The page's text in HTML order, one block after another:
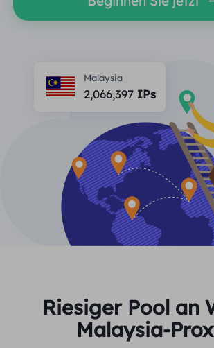
Berater für langfristige imap
Ich habe kein heating
Berater für langfristige
NACH ANWENDUNGSFALL
Markenschutz
SEO-Überwachung
Anzeigenüberprüfung
Web Scraping und Crawling
Ressourcen
Partnerprogramm
Partner
KOSTENLOSE WERKZEUGE
Proxy-Checker
STANDORTE
Vereinigte Staaten
Lernen
Blog
Benutzerhandbuch
Weitere Integrationen
中文
English
Deutsch
Indonesia
Genießen 77 % Rabatt und
Wohnimmobilien $0/GB
Malaysia
2,066,397IPs
Riesiger Pool an
Malaysia-